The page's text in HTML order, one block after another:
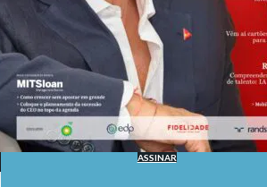
ASSINAR